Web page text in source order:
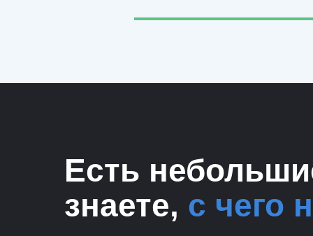
Есть
знаете, с чего